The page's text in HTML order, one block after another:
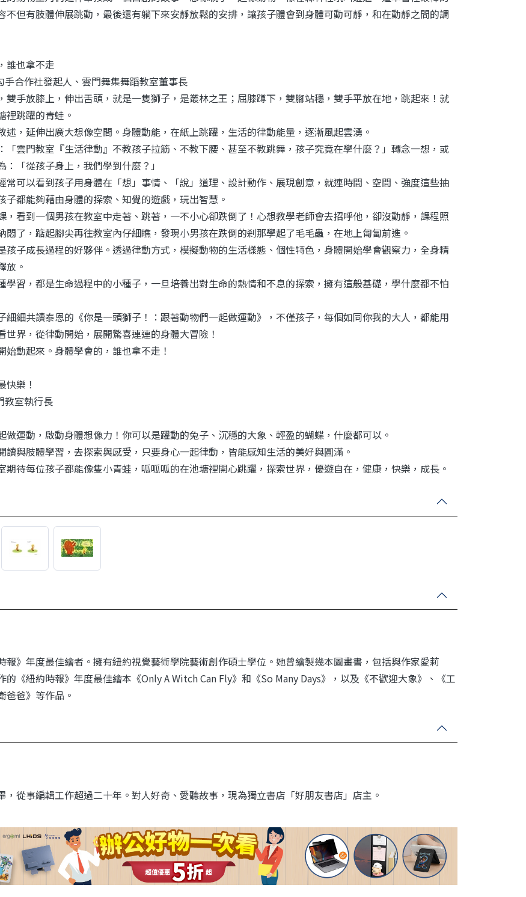
不但有肢體伸展跳動，最後還有躺下來安靜放鬆的安排，讓孩子體會到身體可動可靜，和在動靜之間的調
誰也拿不走
手合作社發起人、雲門舞集舞蹈教室董事長
雙手放膝上，伸出舌頭，就是一隻獅子，是叢林之王；屈膝蹲下，雙腳站穩，雙手平放在地，跳起來！就
裡跳躍的青蛙。
述，延伸出廣大想像空間。身體動能，在紙上跳躍，生活的律動能量，逐漸風起雲湧。
「雲門教室『生活律動』不教孩子拉筋、不教下腰、甚至不教跳舞，孩子究竟在學什麼？」轉念一想，或
：「從孩子身上，我們學到什麼？」
常可以看到孩子用身體在「想」事情、「說」道理、設計動作、展現創意，就連時間、空間、強度這些抽
子都能夠藉由身體的探索、知覺的遊戲，玩出智慧。
，看到一個男孩在教室中走著、跳著，一不小心卻跌倒了！心想教學老師會去招呼他，卻沒動靜，課程照
悶了，踮起腳尖再往教室內仔細瞧，發現小男孩在跌倒的剎那學起了毛毛蟲，在地上匍匐前進。
孩子成長過程的好夥伴。透過律動方式，模擬動物的生活樣態、個性特色，身體開始學會觀察力，全身精
放。
學習，都是生命過程中的小種子，一旦培養出對生命的熱情和不息的探索，擁有這般基礎，學什麼都不怕
細細共讀泰恩的《你是一頭獅子！：跟著動物們一起做運動》，不僅孩子，每個如同你我的大人，都能用
世界，從律動開始，展開驚喜連連的身體大冒險！
始動起來。身體學會的，誰也拿不走！
快樂！
教室執行長
做運動，啟動身體想像力！你可以是躍動的兔子、沉穩的大象、輕盈的蝴蝶，什麼都可以。
讀與肢體學習，去探索與感受，只要身心一起律動，皆能感知生活的美好與圓滿。
期待每位孩子都能像隻小青蛙，呱呱呱的在池塘裡開心跳躍，探索世界，優遊自在，健康，快樂，成長。
報》年度最佳繪者。擁有紐約視覺藝術學院藝術創作碩士學位。她曾繪製幾本圖畫書，包括與作家愛莉
的《紐約時報》年度最佳繪本《Only A Witch Can Fly》和《So Many Days》，以及《不歡迎大象》、《工
爸爸》等作品。
，從事編輯工作超過二十年。對人好奇、愛聽故事，現為獨立書店「好朋友書店」店主。